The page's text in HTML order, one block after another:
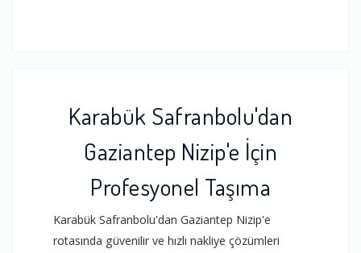
Karabük Safranbolu'dan
Gaziantep Nizip'e İçin
Profesyonel Taşıma
Karabük Safranbolu'dan Gaziantep Nizip'e
rotasında güvenilir ve hızlı nakliye çözümleri